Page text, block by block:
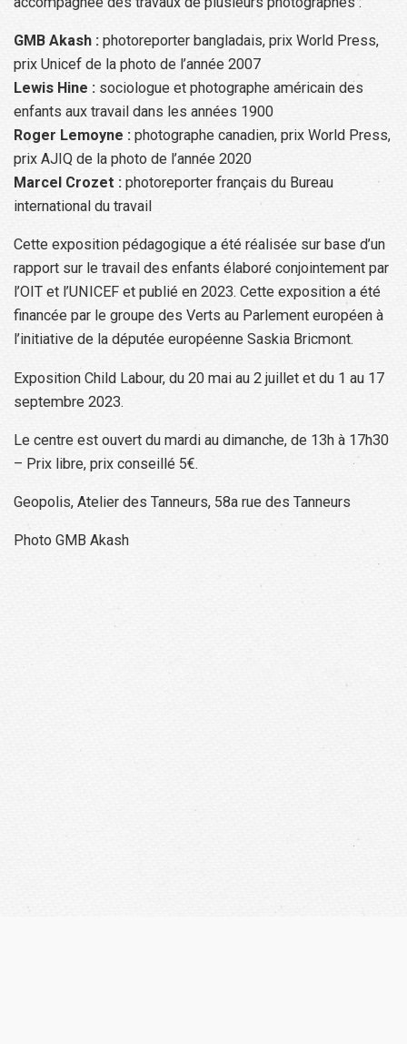
GMB Akash : photoreporter bangladais, prix World Press,
prix Unicef de la photo de l’année 2007
Lewis Hine : sociologue et photographe américain des
enfants aux travail dans les années 1900
Roger Lemoyne : photographe canadien, prix World Press,
prix AJIQ de la photo de l’année 2020
Marcel Crozet : photoreporter français du Bureau
international du travail
Cette exposition pédagogique a été réalisée sur base d’un
rapport sur le travail des enfants élaboré conjointement par
l’OIT et l’UNICEF et publié en 2023. Cette exposition a été
financée par le groupe des Verts au Parlement européen à
l’initiative de la députée européenne Saskia Bricmont.
Exposition Child Labour, du 20 mai au 2 juillet et du 1 au 17
septembre 2023.
Le centre est ouvert du mardi au dimanche, de 13h à 17h30
– Prix libre, prix conseillé 5€.
Geopolis, Atelier des Tanneurs, 58a rue des Tanneurs
Photo GMB Akash